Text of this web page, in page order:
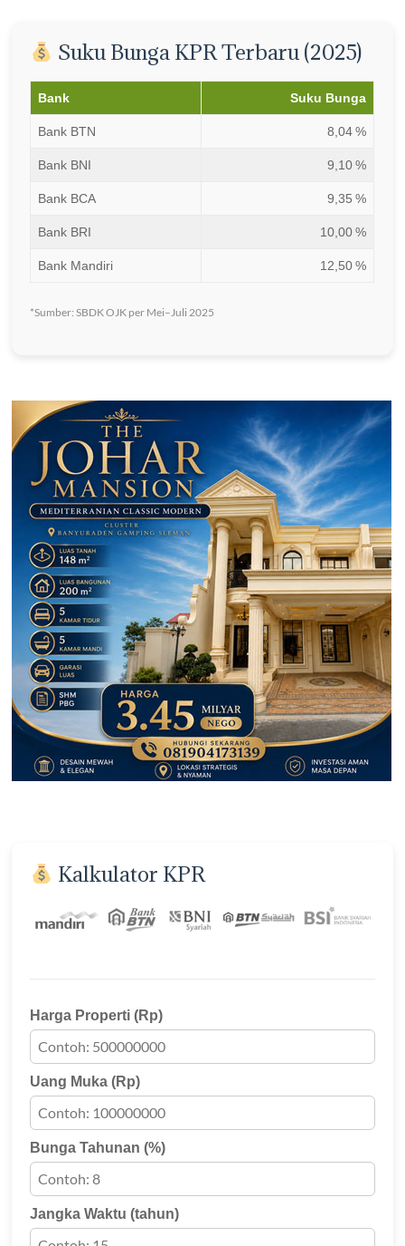
Suku Bunga KPR Terbaru (2025)
Bank Suku Bunga
Bank BTN 8,04 %
Bank BNI 9,10 %
Bank BCA 9,35 %
Bank BRI 10,00 %
Bank Mandiri 12,50 %
*Sumber: SBDK OJK per Mei–Juli 2025
Kalkulator KPR
Harga Properti (Rp)
Uang Muka (Rp)
Bunga Tahunan (%)
Jangka Waktu (tahun)